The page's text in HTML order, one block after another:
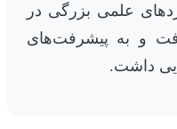
علمی بزرگی در
و به پیشرفت‌های
داشت.